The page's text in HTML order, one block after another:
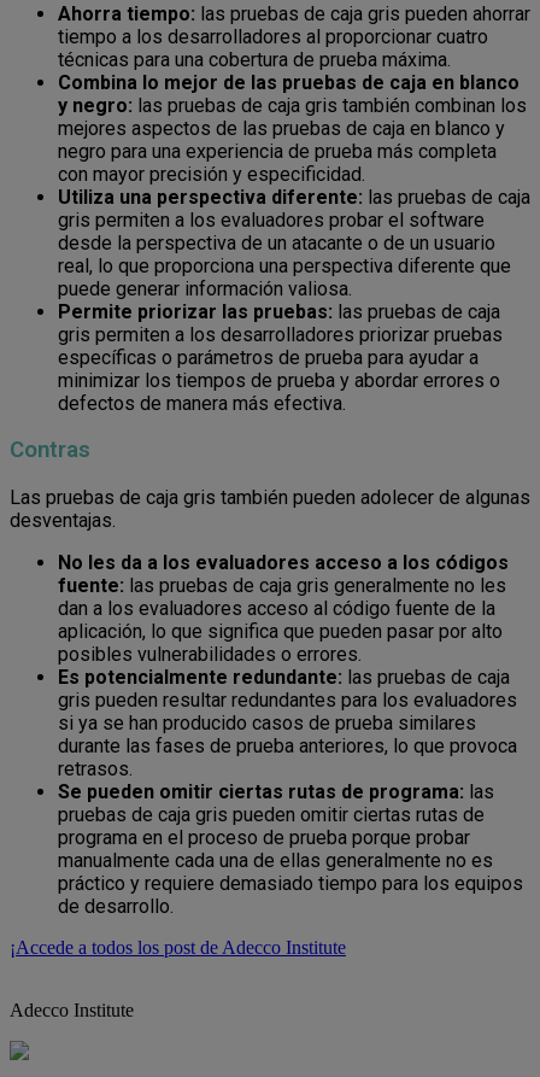
Ahorra tiempo: las pruebas de caja gris pueden ahorrar
tiempo a los desarrolladores al proporcionar cuatro
técnicas para una cobertura de prueba máxima.
Combina lo mejor de las pruebas de caja en blanco
y negro: las pruebas de caja gris también combinan los
mejores aspectos de las pruebas de caja en blanco y
negro para una experiencia de prueba más completa
con mayor precisión y especificidad.
Utiliza una perspectiva diferente: las pruebas de caja
gris permiten a los evaluadores probar el software
desde la perspectiva de un atacante o de un usuario
real, lo que proporciona una perspectiva diferente que
puede generar información valiosa.
Permite priorizar las pruebas: las pruebas de caja
gris permiten a los desarrolladores priorizar pruebas
específicas o parámetros de prueba para ayudar a
minimizar los tiempos de prueba y abordar errores o
defectos de manera más efectiva.
Contras
Las pruebas de caja gris también pueden adolecer de algunas
desventajas.
No les da a los evaluadores acceso a los códigos
fuente: las pruebas de caja gris generalmente no les
dan a los evaluadores acceso al código fuente de la
aplicación, lo que significa que pueden pasar por alto
posibles vulnerabilidades o errores.
Es potencialmente redundante: las pruebas de caja
gris pueden resultar redundantes para los evaluadores
si ya se han producido casos de prueba similares
durante las fases de prueba anteriores, lo que provoca
retrasos.
Se pueden omitir ciertas rutas de programa: las
pruebas de caja gris pueden omitir ciertas rutas de
programa en el proceso de prueba porque probar
manualmente cada una de ellas generalmente no es
práctico y requiere demasiado tiempo para los equipos
de desarrollo.
¡Accede a todos los post de Adecco Institute
Adecco Institute